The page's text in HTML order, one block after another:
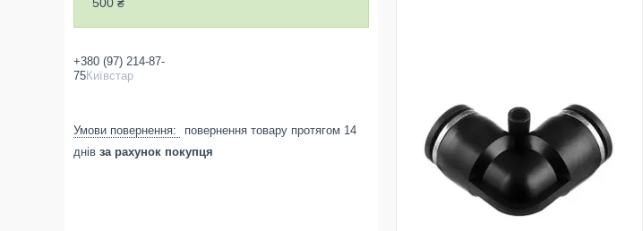
+380 (97) 214-87-
75Київстар
повернення товару протягом 14
днів за рахунок покупця